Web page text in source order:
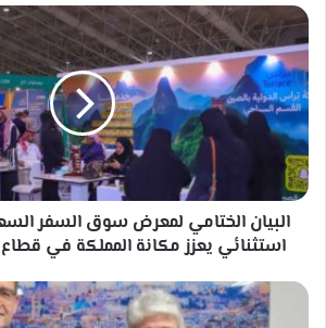
البيان
الختامي
لمعرض
سوق
السفر
السعودي
نجاح
استثنائي
يعزز
مكانة
في
استثنائي يعزز مكانة المملكة في
د.
مجدلاني